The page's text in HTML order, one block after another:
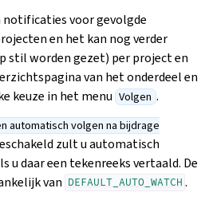
notificaties voor gevolgde
en het kan nog verder
stil worden gezet) per project en
van het onderdeel en
keuze in het menu Volgen .
automatisch volgen na bijdrage
zult u automatisch
u daar een tekenreeks vertaald. De
van DEFAULT_AUTO_WATCH .